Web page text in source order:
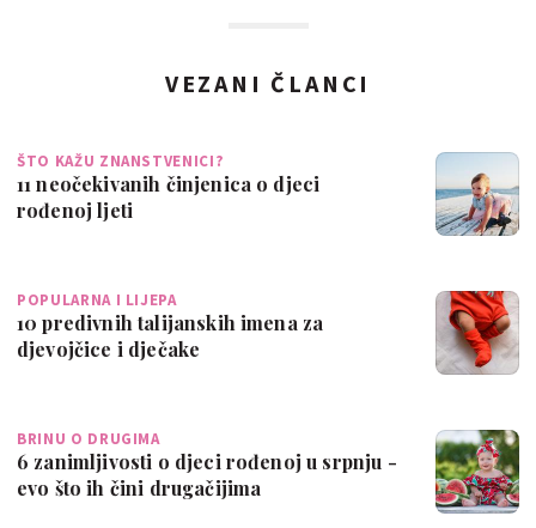
VEZANI ČLANCI
ŠTO KAŽU ZNANSTVENICI?
11 neočekivanih činjenica o djeci
rođenoj ljeti
POPULARNA I LIJEPA
10 predivnih talijanskih imena za
djevojčice i dječake
BRINU O DRUGIMA
6 zanimljivosti o djeci rođenoj u srpnju -
evo što ih čini drugačijima